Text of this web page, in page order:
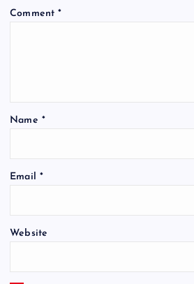
Comment*
Name *
Email *
Website